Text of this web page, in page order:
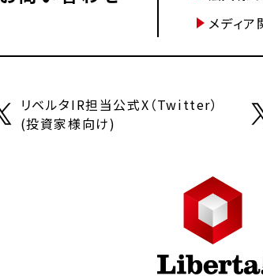
メディ
リベルタIR担当公式X（Twitter）
(投資家様向け)